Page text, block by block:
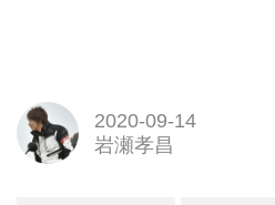
2020-09-14
岩瀬孝昌